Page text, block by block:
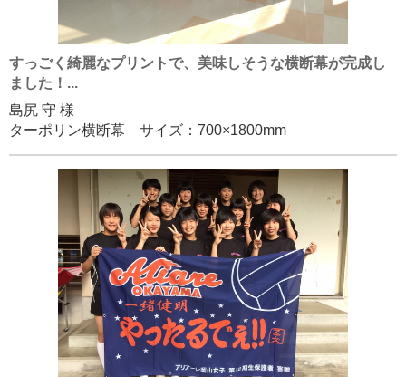
すっごく綺麗なプリントで、美味しそうな横断幕が完成し
ました！...
島尻 守 様
ターポリン横断幕 サイズ：700×1800mm